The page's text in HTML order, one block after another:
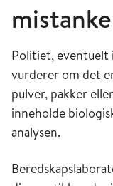
Politiet, eventuelt
vurderer om det
pulver, pakker
inneholde
analysen.